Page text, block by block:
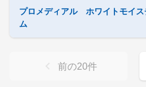
プロメディアル ホワイトモイス
ム
前の20件